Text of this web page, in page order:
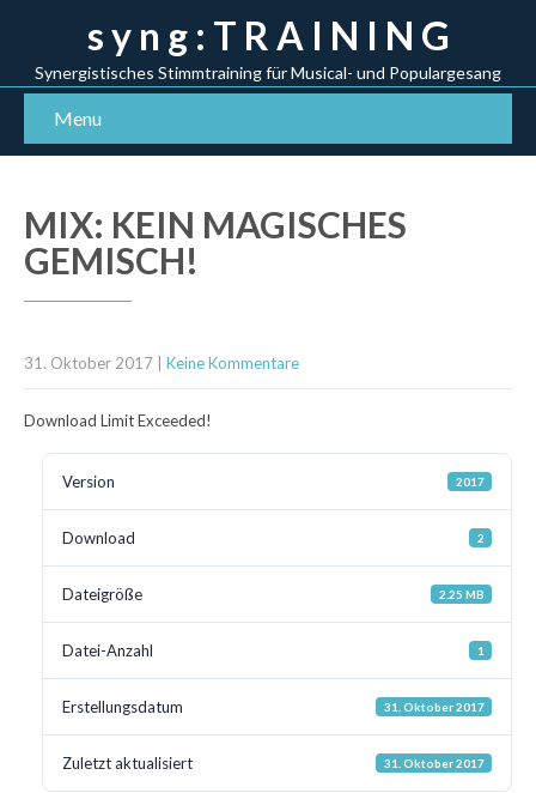
s y n g : T R A I N I N G
Synergistisches Stimmtraining für Musical- und Populargesang
Menu
MIX: KEIN MAGISCHES
GEMISCH!
31. Oktober 2017 Keine Kommentare
Download Limit Exceeded!
Version 2017
Download 2
Dateigröße 2.25 MB
Datei-Anzahl 1
Erstellungsdatum 31. Oktober 2017
Zuletzt aktualisiert 31. Oktober 2017